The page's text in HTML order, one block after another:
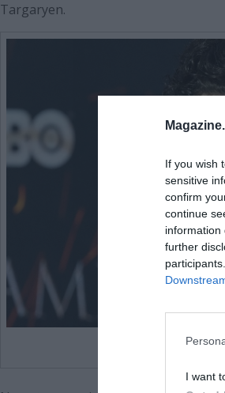
If you wish
sensitive
confirm
continue
information
further
I want
Targaryen.
©lev radin